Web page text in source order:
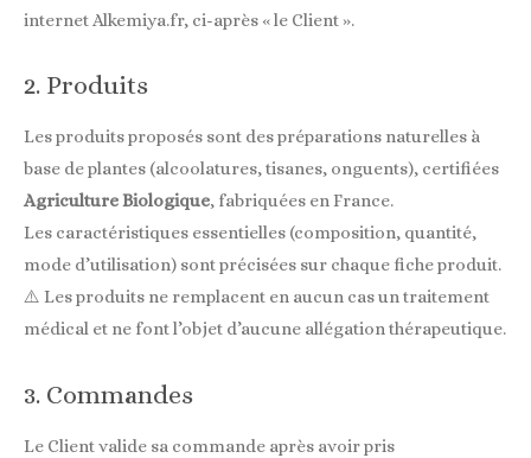
internet Alkemiya.fr, ci-après « le Client ».
2. Produits
Les produits proposés sont des préparations naturelles à
base de plantes (alcoolatures, tisanes, onguents), certifiées
Agriculture Biologique, fabriquées en France.
Les caractéristiques essentielles (composition, quantité,
mode d’utilisation) sont précisées sur chaque fiche produit.
⚠️ Les produits ne remplacent en aucun cas un traitement
médical et ne font l’objet d’aucune allégation thérapeutique.
3. Commandes
Le Client valide sa commande après avoir pris